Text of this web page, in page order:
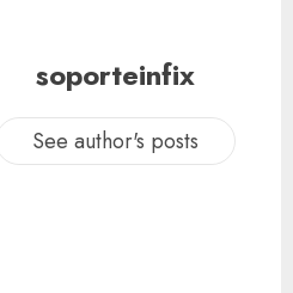
soporteinfix
See author's posts